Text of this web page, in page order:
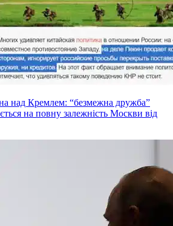
над Кремлем: “безмежна дружба”
на повну залежність Москви від